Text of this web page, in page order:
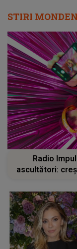
STIRI
Radio
ascultători: